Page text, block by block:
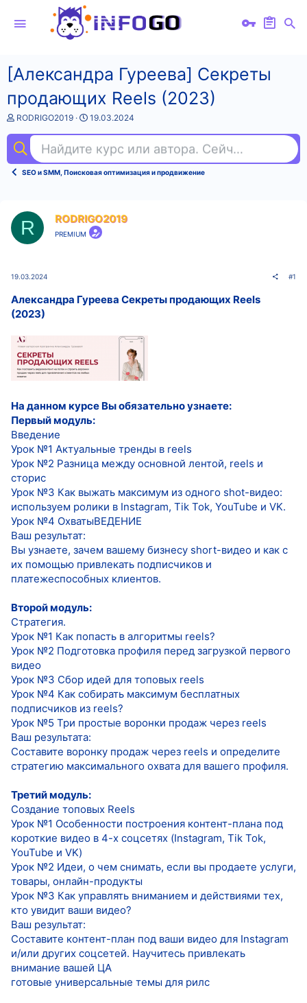
[Александра Гуреева] Секреты
продающих Reels (2023)
А
т
о
т
RODRIGO2019
Д
а
н
а
а
19.03.2024
Найдите курс или автора. Сейчас ищут
SEO и SMM, Поисковая оптимизация и продвижение
R RODRIGO2019
PREMIUM
19.03.2024 #1
Александра Гуреева Секреты продающих Reels
(2023)
На данном курсе Вы обязательно узнаете:
Первый модуль:
Введение
Урок №1 Актуальные тренды в reels
Урок №2 Разница между основной лентой, reels и
сторис
Урок №3 Как выжать максимум из одного shot-видео:
используем ролики в Instagram, Tik Tok, YouTube и VK.
Урок №4 ОхватыВЕДЕНИЕ
Ваш результат:
Вы узнаете, зачем вашему бизнесу short-видео и как с
их помощью привлекать подписчиков и
платежеспособных клиентов.
Второй модуль:
Стратегия.
Урок №1 Как попасть в алгоритмы reels?
Урок №2 Подготовка профиля перед загрузкой первого
видео
Урок №3 Сбор идей для топовых reels
Урок №4 Как собирать максимум бесплатных
подписчиков из reels?
Урок №5 Три простые воронки продаж через reels
Ваш результата:
Составите воронку продаж через reels и определите
стратегию максимального охвата для вашего профиля.
Третий модуль:
Создание топовых Reels
Урок №1 Особенности построения контент-плана под
короткие видео в 4-х соцсетях (Instagram, Tik Tok,
YouTube и VK)
Урок №2 Идеи, о чем снимать, если вы продаете услуги,
товары, онлайн-продукты
Урок №3 Как управлять вниманием и действиями тех,
кто увидит ваши видео?
Ваш результат:
Составите контент-план под ваши видео для Instagram
и/или других соцсетей. Научитесь привлекать
внимание вашей ЦА
готовые универсальные темы для рилс